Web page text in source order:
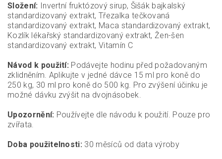
Složení: Invertní fruktózový sirup, Šišák bajkalský
standardizovaný extrakt, Třezalka tečkovaná
standardizovaný extrakt, Maca standardizovaný extrakt,
Kozlík lékařský standardizovaný extrakt, Žen-šen
standardizovaný extrakt, Vitamín C
Návod k použití: Podávejte hodinu před požadovaným
zklidněním. Aplikujte v jedné dávce 15 ml pro koně do
250 kg, 30 ml pro koně do 500 kg. Pro zvýšení účinku je
možné dávku zvýšit na dvojnásobek.
Upozornění: Používejte dle návodu k použití. Pouze pro
zvířata.
Doba použitelnosti: 30 měsíců od data výroby